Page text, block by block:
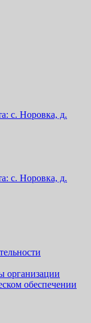
с. Норовка, д.
с. Норовка, д.
организации
обеспечении